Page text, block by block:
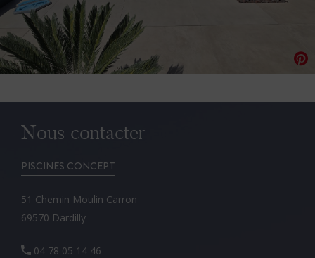
Nous contacter
PISCINES CONCEPT
51 Chemin Moulin Carron
69570 Dardilly
04 78 05 14 46